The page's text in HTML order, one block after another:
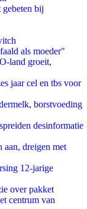
bij
als moeder"
land groeit,
jaar cel en tbs voor
borstvoeding
desinformatie
aan, dreigen met
12-jarige
over pakket
centrum van